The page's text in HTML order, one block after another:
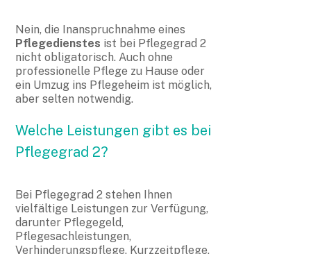
Nein, die Inanspruchnahme eines
Pflegedienstes ist bei Pflegegrad 2
nicht obligatorisch. Auch ohne
professionelle Pflege zu Hause oder
ein Umzug ins Pflegeheim ist möglich,
aber selten notwendig.
Welche Leistungen gibt es bei
Pflegegrad 2?
Bei Pflegegrad 2 stehen Ihnen
vielfältige Leistungen zur Verfügung,
darunter Pflegegeld,
Pflegesachleistungen,
Verhinderungspflege, Kurzzeitpflege,